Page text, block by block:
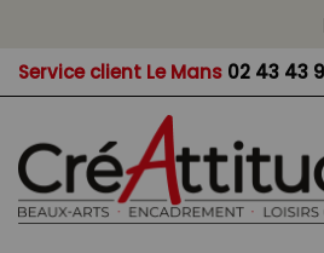
Service client Le Mans 02 43 43